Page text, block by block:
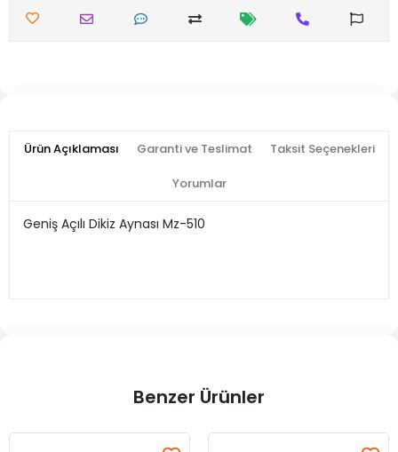
Ürün Açıklaması Garanti ve Teslimat Taksit Seçenekleri
Yorumlar
Geniş Açılı Dikiz Aynası Mz-510
Benzer Ürünler